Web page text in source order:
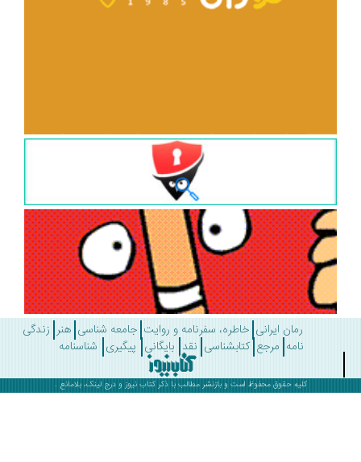
رمان ایرانی خاطره، سفرنامه و روایت جامعه شناسی هنر زندگی
مرجع کتابشناسی نقد بایگانی پیگیری شناسنامه
کلیه حقوق محفوظ است و بازنشر مطالب با ذکرکتاب نیوز و درج لینک، بلامانع .